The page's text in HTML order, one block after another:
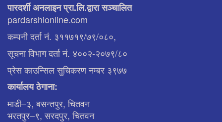
पारदर्शी अनलाइन प्रा.लि.द्वारा सञ्चालित
pardarshionline.com
कम्पनी दर्ता नं. ३११७१९/७९/०८०,
सूचना विभाग दर्ता नं. ४००२-२०७९/८०
प्रेस काउन्सिल सुचिकरण नम्बर ३९७७
कार्यालय ठेगाना:
माडी–३, बसन्तपुर, चितवन
भरतपुर–९, सरदपुर, चितवन